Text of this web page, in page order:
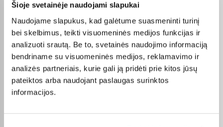
Šioje svetainėje naudojami slapukai
Naudojame slapukus, kad galėtume suasmeninti turinį
bei skelbimus, teikti visuomeninės medijos funkcijas ir
analizuoti srautą. Be to, svetainės naudojimo informaciją
bendriname su visuomeninės medijos, reklamavimo ir
analizės partneriais, kurie gali ją pridėti prie kitos jūsų
pateiktos arba naudojant paslaugas surinktos
informacijos.
Pritaikymas skirtingiems amžiams
Vaikiškos kėdės dažnai pritaikytos skirtingiems amžiaus
tarpsniams – nuo mažesnių vaikų iki paauglių. Daug modelių
„auga kartu su vaiku“, nes turi reguliavimo funkcijas ir gali būti
naudojami keletą metų.
Kaip išsirinkti tinkamą kėdę vaikui?
Renkantis svarbu atkreipti dėmesį į reguliavimo galimybes,
prisitaiko prie vaiko ūgio ir užtikrina taisyklingą sėdėjimo